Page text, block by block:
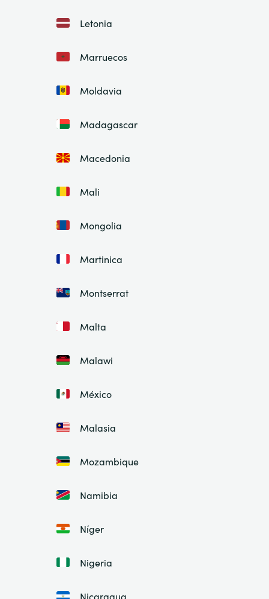
Letonia
Marruecos
Moldavia
Madagascar
Macedonia
Mali
Mongolia
Martinica
Montserrat
Malta
Malawi
México
Malasia
Mozambique
Namibia
Níger
Nigeria
Nicaragua